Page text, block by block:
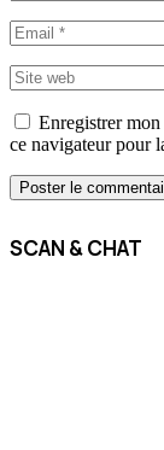
Enregistrer
ce navigateur pour
SCAN & CHAT